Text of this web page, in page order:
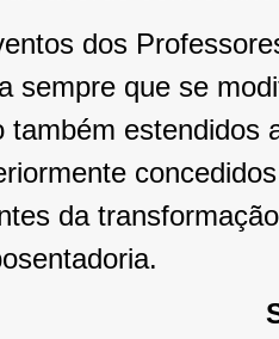
dos
sempre que se
também estendidos
da